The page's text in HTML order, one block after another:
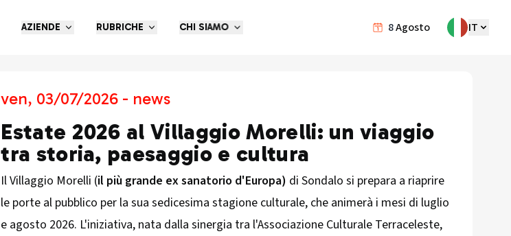
8Agosto IT
AZIENDE RUBRICHE CHI SIAMO
ven, 03/07/2026 - news
Estate 2026 al Villaggio Morelli: un viaggio
tra storia, paesaggio e cultura
Il Villaggio Morelli (il più grande ex sanatorio d'Europa) di Sondalo si prepara a riaprire
le porte al pubblico per la sua sedicesima stagione culturale, che animerà i mesi di luglio
e agosto 2026. L'iniziativa, nata dalla sinergia tra l'Associazione Culturale Terraceleste,